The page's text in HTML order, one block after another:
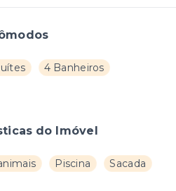
4 Banheiros
do Imóvel
Piscina Sacada